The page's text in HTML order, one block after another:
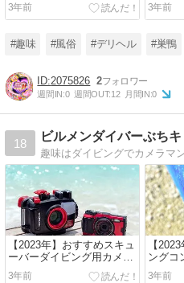
3年前 3年前
#趣味 #風俗 #デリヘル #巣鴨
2075826 2
週間IN:0 週間OUT:12 月間IN:0
18
ビルメンダイバーぶち
【2023年】おすすめスキュ
ーバーダイビング用カメラ
を種類別に厳選紹介！！
3年前
【
ングコ
に厳選
3年前